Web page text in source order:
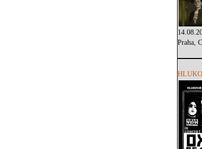
Praha,